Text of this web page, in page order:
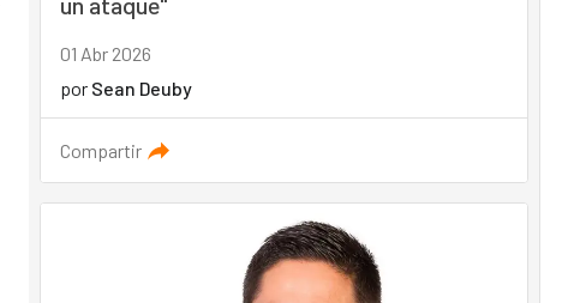
01 Abr 2026
por Sean Deuby
Compartir